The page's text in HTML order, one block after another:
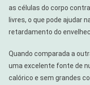
as células do corpo
livres, o que pode ajudar
retardamento do
Quando comparada a
uma excelente fonte de
calórico e sem grandes